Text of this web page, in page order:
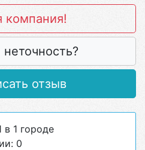
компания!
отзыв
в 1 городе
0